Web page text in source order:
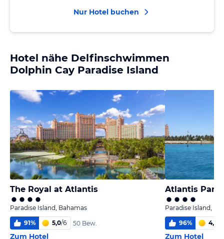
Nur Hotel buchen
Hotel nähe Delfinschwimmen
Dolphin Cay Paradise Island
The Royal at Atlantis
Paradise Island, Bahamas
91% 5,0/6 50 Bew.
Zum Hotel
Atlantis
Paradise Island,
96% 4,5
Zum Hotel